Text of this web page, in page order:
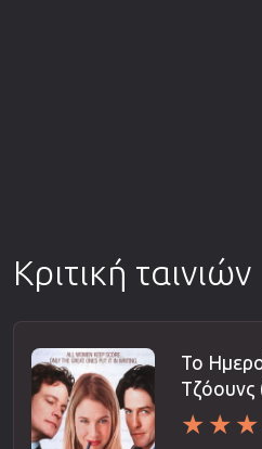
Κριτική ταινιών
Το
Τζόουνς